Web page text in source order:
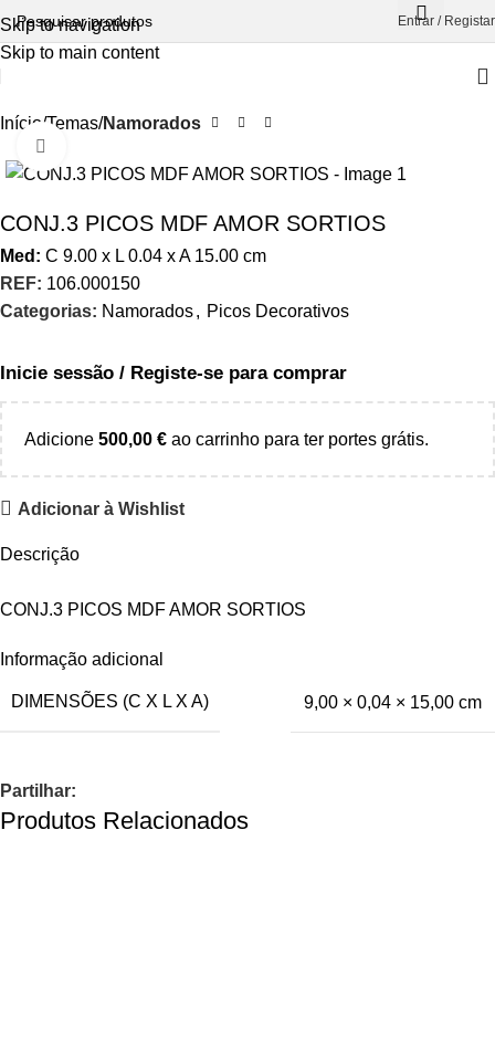
Skip to navigation
Skip to main content
Entrar / Registar
Início Temas Namorados
CONJ.3 PICOS MDF AMOR SORTIOS
Med: C 9.00 x L 0.04 xA 15.00 cm
REF: 106.000150
Categorias: Namorados, Picos Decorativos
Inicie sessão / Registe-se para comprar
Adicione 500,00 € ao carrinho para ter portes grátis.
Adicionar à Wishlist
Descrição
CONJ.3 PICOS MDF AMOR SORTIOS
Informação adicional
DIMENSÕES (C X L X A) 9,00 × 0,04 × 15,00 cm
Partilhar:
Produtos Relacionados